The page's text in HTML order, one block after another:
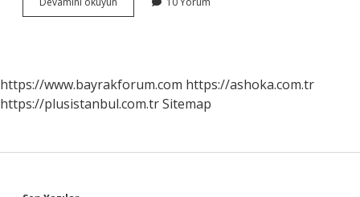
Olan
https://www.bayrakforum.com https://ashoka.com.tr
https://plusistanbul.com.trSitemap